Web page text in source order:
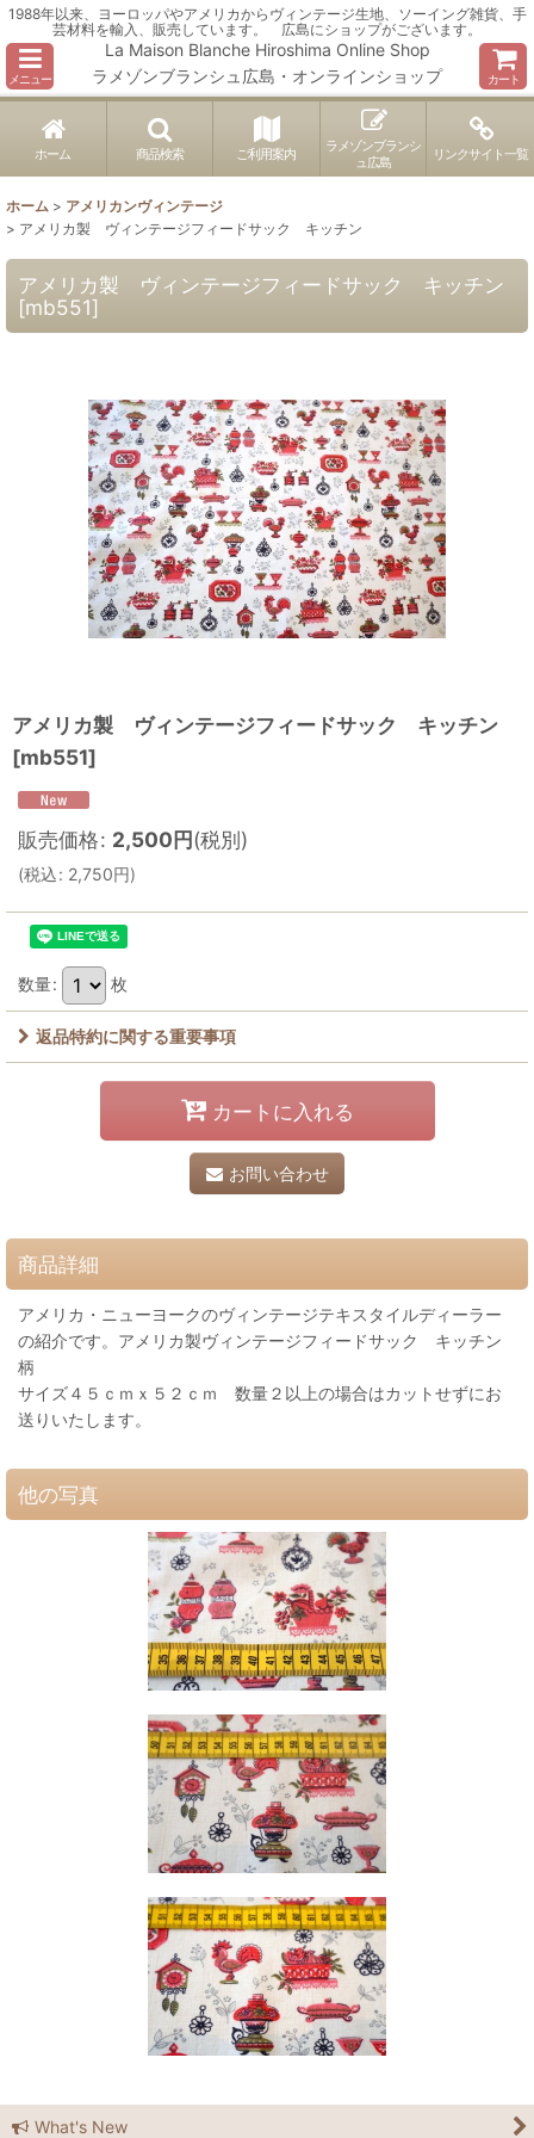
1988年以来、ヨーロッパやアメリカからヴィンテージ生地、ソーイング雑貨、手
芸材料を輸入、販売しています。 広島にショップがございます。
メニュー
La Maison Blanche Hiroshima Online Shop
ラメゾンブランシュ広島・オンラインショップ
カート
ホーム 商品検索 ご利用案内
ラメゾンブランシ
ュ広島
リンクサイト一覧
ホーム > アメリカンヴィンテージ
> アメリカ製 ヴィンテージフィードサック キッチン
アメリカ製 ヴィンテージフィードサック キッチン
[mb551]
アメリカ製 ヴィンテージフィードサック キッチン
[mb551]
販売価格: 2,500円(税別)
(税込: 2,750円)
数量: 枚
返品特約に関する重要事項
カートに入れる
お問い合わせ
商品詳細
アメリカ・ニューヨークのヴィンテージテキスタイルディーラー
の紹介です。アメリカ製ヴィンテージフィードサック キッチン
柄
サイズ４５ｃｍｘ５２ｃｍ 数量２以上の場合はカットせずにお
送りいたします。
他の写真
What's New